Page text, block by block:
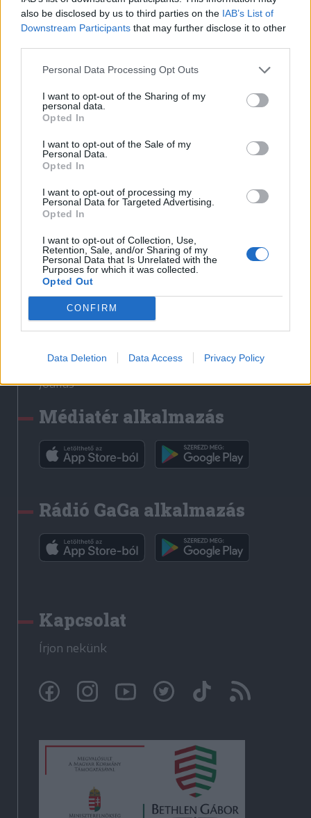
also be disclosed by us to third parties on the IAB’s List of
Downstream Participants that may further disclose it to other
Personal Data Processing Opt Outs
I want to opt-out of the Sharing of my
personal data.
Opted In
I want to opt-out of the Sale of my
Personal Data.
Opted In
I want to opt-out of processing my
Personal Data for Targeted Advertising.
Opted In
I want to opt-out of Collection, Use,
Retention, Sale, and/or Sharing of my
Personal Data that Is Unrelated with the
Purposes for which it was collected.
Opted Out
CONFIRM
Data Deletion Data Access Privacy Policy
Cookie-kezelési tájékoztató
Hozzászólási szabályzat
Nyomtatott lapjaink archívuma
Székely Hírmondó archívuma
Sütibeállítások
Médiatér
Liget
Krónika
Bihari Napló
Erdélyi Napló
Főtér
Rádió GaGa
Jóállás
Médiatér alkalmazás
Rádió GaGa alkalmazás
Kapcsolat
Írjon nekünk